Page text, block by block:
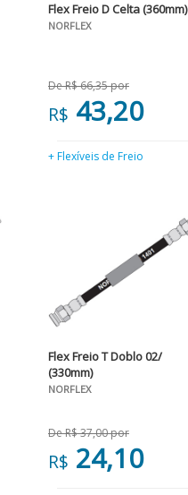
Flex Freio D Celta (360mm)
NORFLEX
De R$ 66,35 por
R$ 43,20
+ Flexíveis de Freio
Flex Freio T Doblo 02/
(330mm)
NORFLEX
De R$ 37,00 por
R$ 24,10